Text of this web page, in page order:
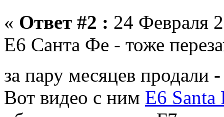
« Ответ #2 : 24 Февраля
Е6 Санта Фе - тоже
за пару месяцев
Вот видео с ним E6 Santa